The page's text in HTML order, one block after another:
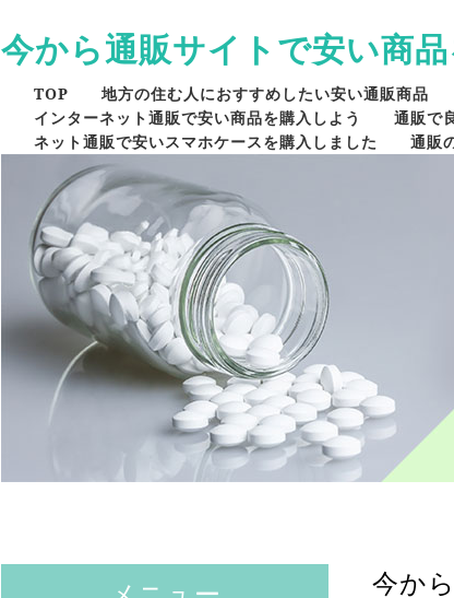
今から通販サイトで安い商
TOP 地方の住む人におすすめしたい安い通販商品
インターネット通販で安い商品を購入しよう
通販で
ネット通販で安いスマホケースを購入しました
通販
通販の安い商品は品質も良い
今か